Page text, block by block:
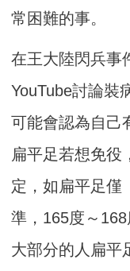
常困難的事。
在王大陸閃兵事
YouTube討論裝
可能會認為自己
扁平足若想免役
定，如扁平足僅
準，165度～
大部分的人扁平